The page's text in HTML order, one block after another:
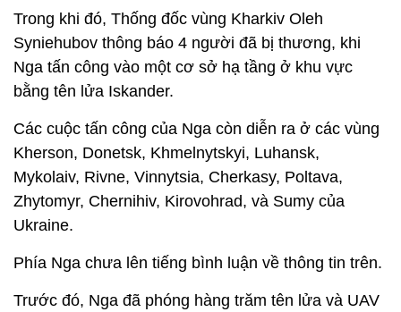
Trong khi đó, Thống đốc vùng Kharkiv Oleh
Syniehubov thông báo 4 người đã bị thương, khi
Nga tấn công vào một cơ sở hạ tầng ở khu vực
bằng tên lửa Iskander.
Các cuộc tấn công của Nga còn diễn ra ở các vùng
Kherson, Donetsk, Khmelnytskyi, Luhansk,
Mykolaiv, Rivne, Vinnytsia, Cherkasy, Poltava,
Zhytomyr, Chernihiv, Kirovohrad, và Sumy của
Ukraine.
Phía Nga chưa lên tiếng bình luận về thông tin trên.
Trước đó, Nga đã phóng hàng trăm tên lửa và UAV